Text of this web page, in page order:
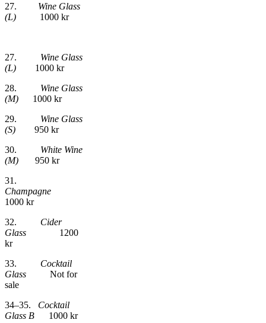
27. Wine Glass
(L) 1000 kr
27. Wine Glass
(L) 1000 kr
28. Wine Glass
(M) 1000 kr
29. Wine Glass
(S) 950 kr
30. White Wine
(M) 950 kr
31.
Champagne
1000 kr
32. Cider
Glass
1200
kr
33. Cocktail
Glass Not for
sale
34–35. Cocktail
Glass B 1000 kr